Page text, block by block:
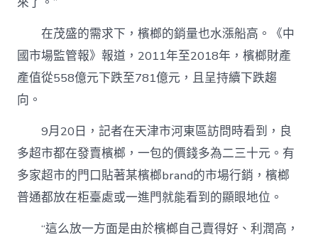
在茂盛的需求下，檳榔的銷量也水漲船高。《中
國市場監管報》報道，2011年至2018年，檳榔財產
產值從558億元下跌至781億元，且呈持續下跌趨
向。
9月20日，記者在天津市河東區訪問時看到，良
多超市都在發賣檳榔，一包的價錢多為二三十元。有
多家超市的門口貼著某檳榔brand的市場行銷，檳榔
普通都放在柜臺處或一進門就能看到的顯眼地位。
“這么放一方面是由於檳榔自己賣得好、利潤高，